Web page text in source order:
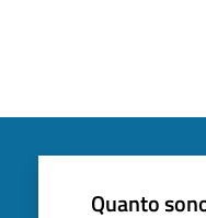
Quanto